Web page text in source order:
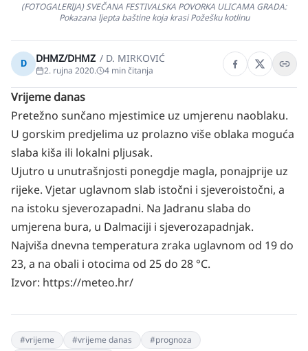
(FOTOGALERIJA) SVEČANA FESTIVALSKA POVORKA ULICAMA GRADA:
Pokazana ljepta baštine koja krasi Požešku kotlinu
D DHMZ/DHMZ / D. MIRKOVIĆ
2. rujna 2020. 4 min čitanja
Vrijeme danas
Pretežno sunčano mjestimice uz umjerenu naoblaku.
U gorskim predjelima uz prolazno više oblaka moguća
slaba kiša ili lokalni pljusak.
Ujutro u unutrašnjosti ponegdje magla, ponajprije uz
rijeke. Vjetar uglavnom slab istočni i sjeveroistočni, a
na istoku sjeverozapadni. Na Jadranu slaba do
umjerena bura, u Dalmaciji i sjeverozapadnjak.
Najviša dnevna temperatura zraka uglavnom od 19 do
23, a na obali i otocima od 25 do 28 °C.
Izvor: https://meteo.hr/
#vrijeme #vrijeme danas #prognoza